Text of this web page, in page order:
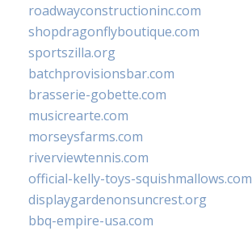
roadwayconstructioninc.com
shopdragonflyboutique.com
sportszilla.org
batchprovisionsbar.com
brasserie-gobette.com
musicrearte.com
morseysfarms.com
riverviewtennis.com
official-kelly-toys-squishmallows.com
displaygardenonsuncrest.org
bbq-empire-usa.com